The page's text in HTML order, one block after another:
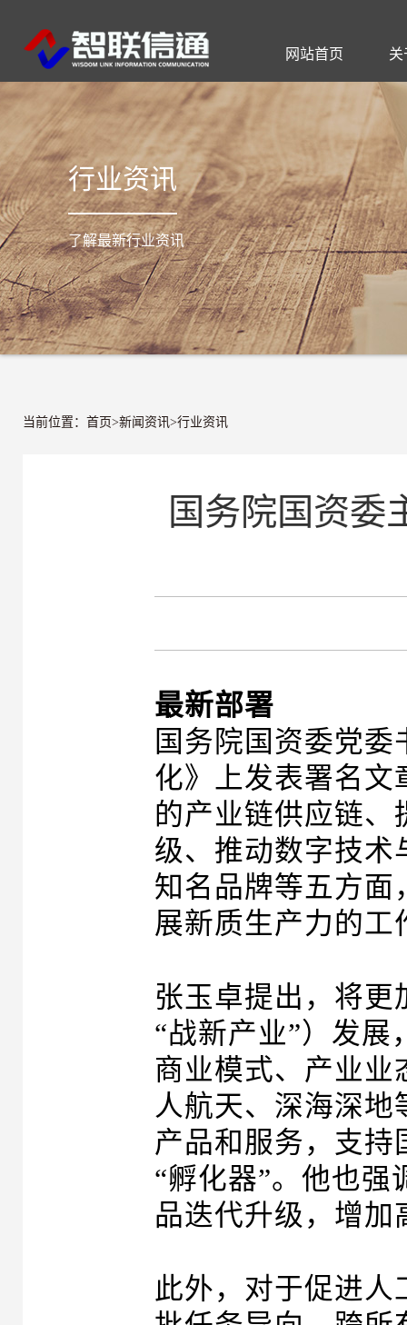
网站首页 关
行业资讯
了解最新行业资讯
当前位置： 首页>新闻资讯>行业资讯
国务院国资委
最新部署
国务院国资委党
化》上发表署名文
的产业链供应链、
级、推动数字技术
知名品牌等五方面
展新质生产力的工
张玉卓提出，将更
“战新产业”）发
商业模式、产业业
人航天、深海深地
产品和服务，支持
“孵化器”。他也
品迭代升级，增加
此外，对于促进